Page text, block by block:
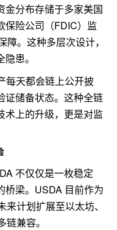
金分布存储于多家美国
保险公司（FDIC）监
。这种多层次设计，
患。
每天都会链上公开披
证储备状态。这种全链
术上的升级，更是对监
不仅仅是一枚稳定
桥梁。USDA 目前作为
计划扩展至以太坊、
兼容。